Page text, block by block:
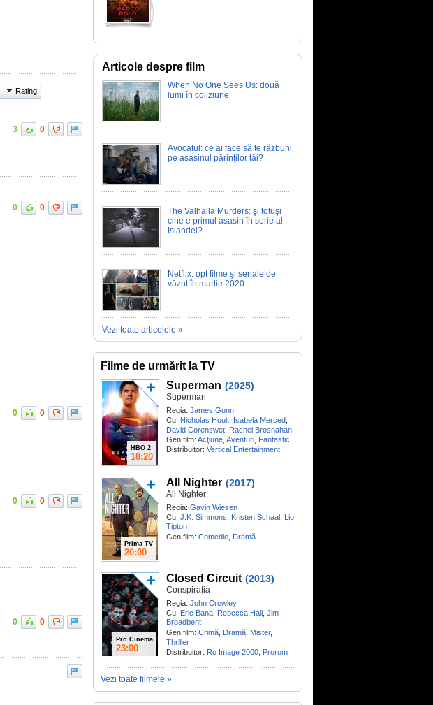
Rating
3 0
0 0
0 0
0 0
0 0
Articole despre film
When No One Sees Us: două
lumi în coliziune
Avocatul: ce ai face să te răzbuni
pe asasinul părinţilor tăi?
The Valhalla Murders: şi totuşi
cine e primul asasin în serie al
Islandei?
Netflix: opt filme şi seriale de
văzut în martie 2020
Vezi toate articolele »
Filme de urmărit la TV
HBO 2
18:20
Superman (2025)
Superman
Regia: James Gunn
Cu: Nicholas Hoult Isabela Merced
David Corenswet, Rachel Brosnahan
Gen film: Acţiune Aventuri Fantastic
Distribuitor: Vertical Entertainment
Prima TV
20:00
All Nighter (2017)
All Nighter
Regia: Gavin Wiesen
Cu: J.K. Simmons Kristen Schaal Lio
Tipton
Gen film: Comedie Dramă
Pro Cinema
23:00
Closed Circuit (2013)
Conspirația
Regia: John Crowley
Cu: Eric Bana Rebecca Hall Jim
Broadbent
Gen film: Crimă Dramă Mister,
Thriller
Distribuitor: Ro Image 2000 Prorom
Vezi toate filmele »